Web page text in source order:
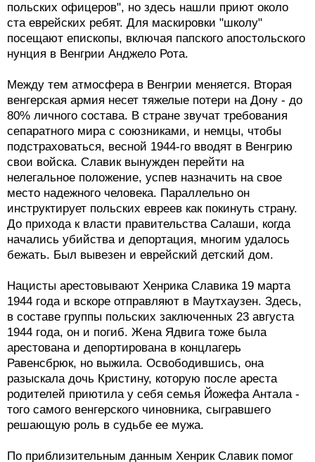
польских офицеров", но здесь нашли приют около
ста еврейских ребят. Для маскировки "школу"
посещают епископы, включая папского апостольского
нунция в Венгрии Анджело Рота.
Между тем атмосфера в Венгрии меняется. Вторая
венгерская армия несет тяжелые потери на Дону - до
80% личного состава. В стране звучат требования
сепаратного мира с союзниками, и немцы, чтобы
подстраховаться, весной 1944-го вводят в Венгрию
свои войска. Славик вынужден перейти на
нелегальное положение, успев назначить на свое
место надежного человека. Параллельно он
инструктирует польских евреев как покинуть страну.
До прихода к власти правительства Салаши, когда
начались убийства и депортация, многим удалось
бежать. Был вывезен и еврейский детский дом.
Нацисты арестовывают Хенрика Славика 19 марта
1944 года и вскоре отправляют в Маутхаузен. Здесь,
в составе группы польских заключенных 23 августа
1944 года, он и погиб. Жена Ядвига тоже была
арестована и депортирована в концлагерь
Равенсбрюк, но выжила. Освободившись, она
разыскала дочь Кристину, которую после ареста
родителей приютила у себя семья Йожефа Антала -
того самого венгерского чиновника, сыгравшего
решающую роль в судьбе ее мужа.
По приблизительным данным Хенрик Славик помог